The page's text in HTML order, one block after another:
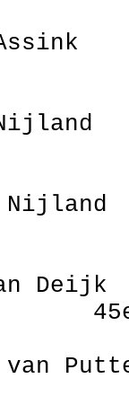
Nijland
Deijk